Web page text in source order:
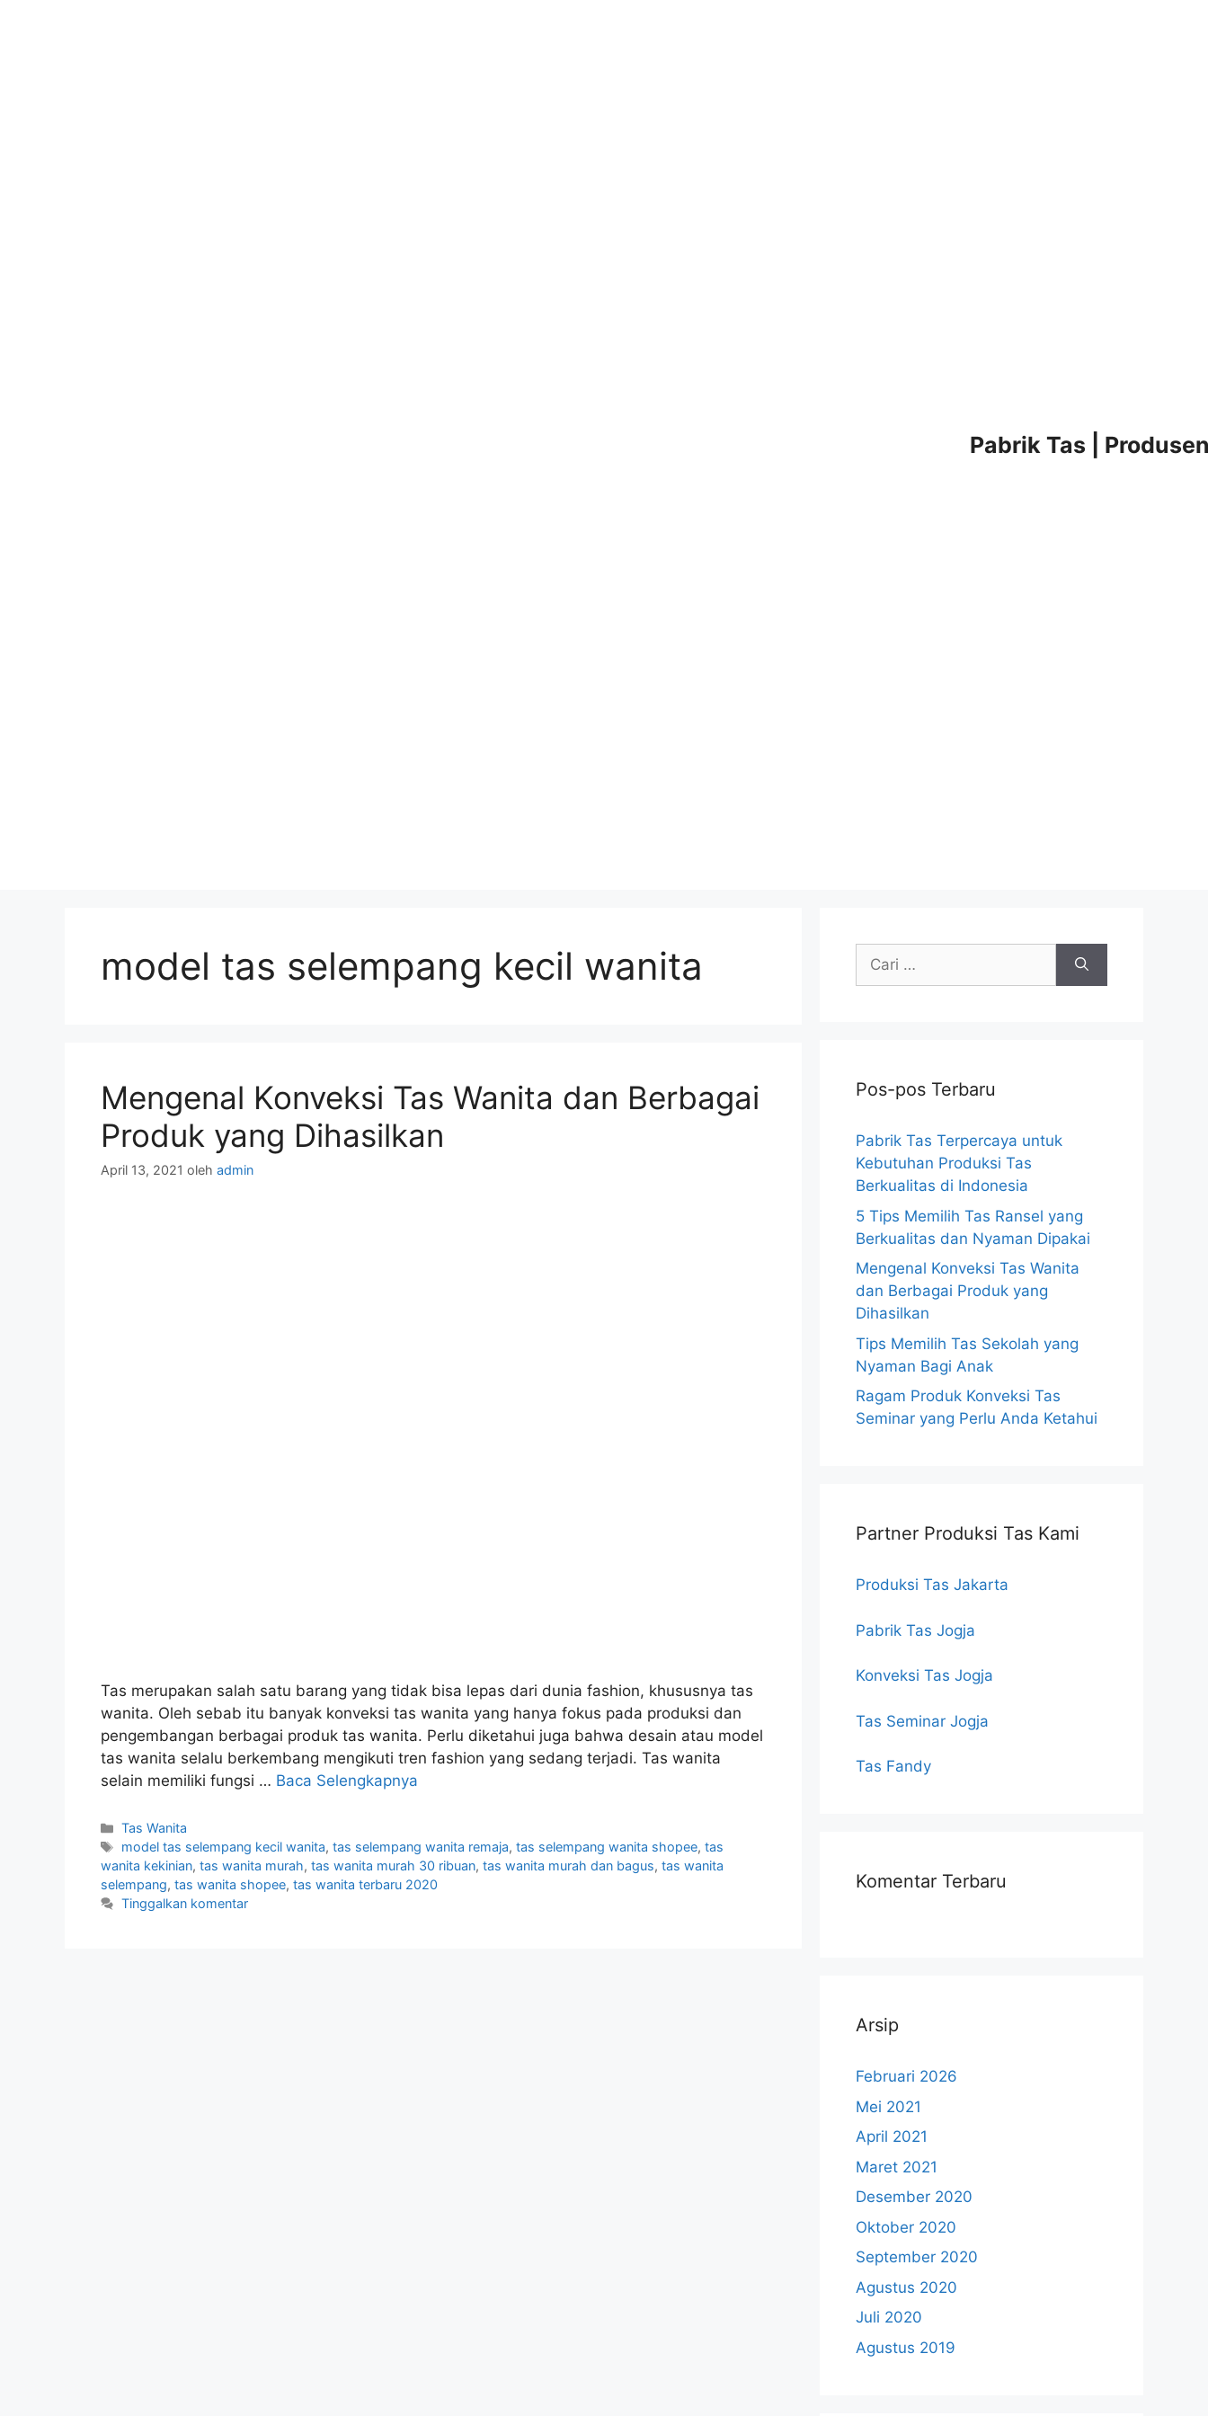
Pabrik Tas |
model tas selempang kecil wanita
Mengenal Konveksi Tas Wanita dan Berbagai
Produk yang Dihasilkan
April 13, 2021 oleh admin
Tas merupakan salah satu barang yang tidak bisa lepas dari dunia fashion, khususnya tas
wanita. Oleh sebab itu banyak konveksi tas wanita yang hanya fokus pada produksi dan
pengembangan berbagai produk tas wanita. Perlu diketahui juga bahwa desain atau model
tas wanita selalu berkembang mengikuti tren fashion yang sedang terjadi. Tas wanita
selain memiliki fungsi … Baca Selengkapnya
Kategori
Tas Wanita
Tag
model tas selempang kecil wanita,tas selempang wanita remaja,tas selempang wanita shopee,tas
wanita kekinian, tas wanita murah, tas wanita murah 30 ribuan, tas wanita murah dan bagus, tas wanita
selempang, tas wanita shopee, tas wanita terbaru 2020
Tinggalkan komentar
Cari
Pos-pos Terbaru
Pabrik Tas Terpercaya untuk
Kebutuhan Produksi Tas
Berkualitas di Indonesia
5 Tips Memilih Tas Ransel yang
Berkualitas dan Nyaman Dipakai
Mengenal Konveksi Tas Wanita
dan Berbagai Produk yang
Dihasilkan
Tips Memilih Tas Sekolah yang
Nyaman Bagi Anak
Ragam Produk Konveksi Tas
Seminar yang Perlu Anda Ketahui
Partner Produksi Tas Kami
Produksi Tas Jakarta
Pabrik Tas Jogja
Konveksi Tas Jogja
Tas Seminar Jogja
Tas Fandy
Komentar Terbaru
Arsip
Februari 2026
Mei 2021
April 2021
Maret 2021
Desember 2020
Oktober 2020
September 2020
Agustus 2020
Juli 2020
Agustus 2019